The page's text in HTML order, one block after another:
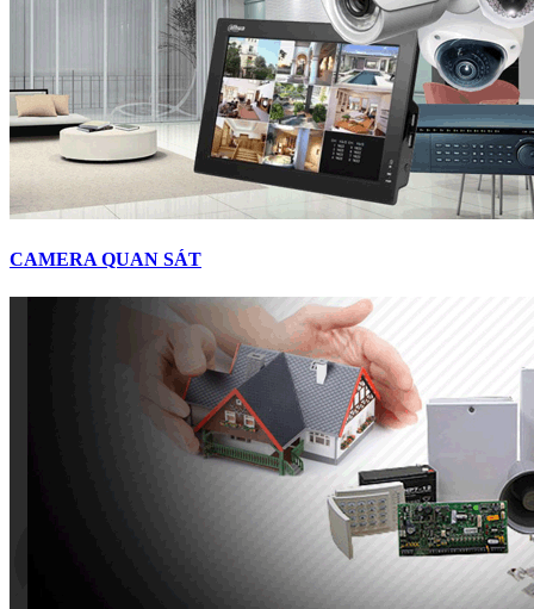
CAMERA QUAN SÁT